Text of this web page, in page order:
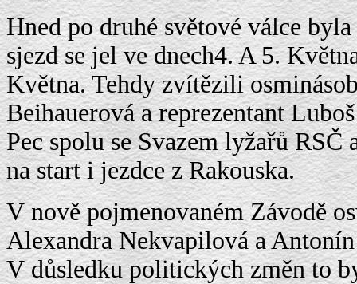
Hned po druhé světové válce
sjezd se jel ve dnech4. A 5.
Května. Tehdy zvítězili
Beihauerová a reprezentant
Pec spolu se Svazem lyžařů
na start i jezdce z Rakouska.
V nově pojmenovaném Závodě
Alexandra Nekvapilová a
V důsledku politických změn to